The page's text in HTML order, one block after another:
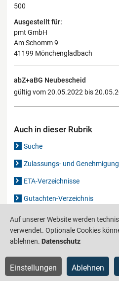
500
Ausgestellt für:
pmt GmbH
Am Schomm 9
41199 Mönchengladbach
abZ+aBG Neubescheid
gültig vom 20.05.2022 bis
Auch in dieser Rubrik
Suche
Zulassungs- und
ETA-Verzeichnisse
Gutachten-Verzeichnis
Produktinformationsstelle für das
Auf unserer Website werden
verwendet. Optionale Cookies
ablehnen. Datenschutz
Einstellungen Ablehnen